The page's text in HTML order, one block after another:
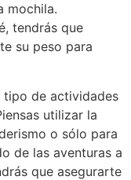
mochila.
tendrás que
su peso para
tipo de actividades
utilizar la
o sólo para
de las aventuras a
que asegurarte